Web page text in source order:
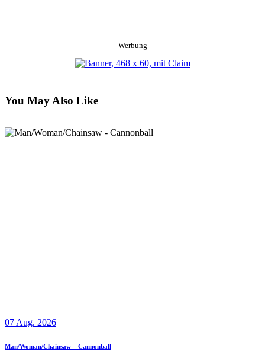
Werbung
You May Also Like
07 Aug. 2026
Man/Woman/Chainsaw – Cannonball